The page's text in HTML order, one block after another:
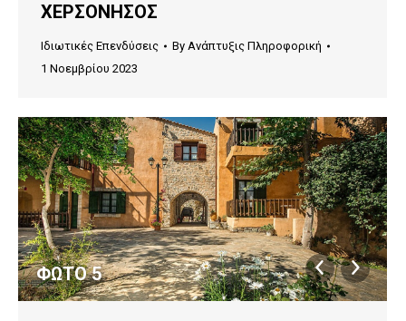
ΧΕΡΣΟΝHΣΟΣ
Ιδιωτικές Επενδύσεις By Ανάπτυξις Πληροφορική
1 Νοεμβρίου 2023
ΦΩΤΟ 5